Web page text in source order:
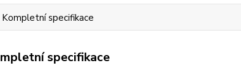
Kompletní specifikace
specifikace